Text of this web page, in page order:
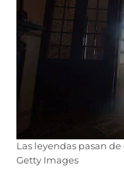
Las leyendas pasan
Getty Images